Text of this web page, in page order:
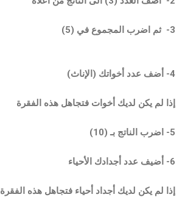
3- ثم اضرب المجموع في (5)
4- أضف عدد أخواتك (الإناث)
إذا لم يكن لديك أخوات فتجاهل هذه الفقرة
5- اضرب الناتج بـ (10)
6- أضيف عدد أجدادك الأحياء
إذا لم يكن لديك أجداد أحياء فتجاهل هذه الفقرة